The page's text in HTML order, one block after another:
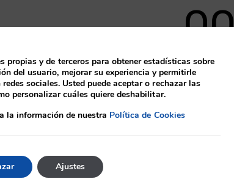
en
través
Trabajos
Proyectos de instalación de
fachadas y cubiertas, proyectos
envolventes de edificios, reforma de
informes y peritaciones,
propias y de terceros para obtener estadísticas sobre
del usuario, mejorar su experiencia y permitirle
sociales. Usted puede aceptar o rechazar las
personalizar cuáles quiere deshabilitar.
la información de nuestra Política de Cookies
Ajustes